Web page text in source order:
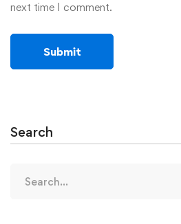
next time I comment.
Search
for: